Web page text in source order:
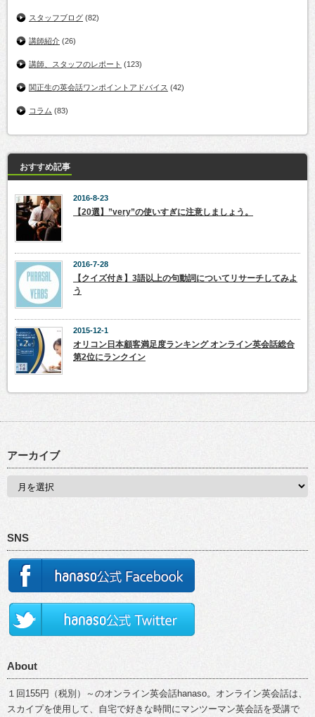
スタッフブログ (82)
講師紹介 (26)
講師、スタッフのレポート (123)
関正生の英会話ワンポイントアドバイス (42)
コラム (83)
おすすめ記事
2016-8-23
【20選】”very”の使いすぎに注意しましょう。
2016-7-28
【クイズ付き】3語以上の句動詞についてリサーチしてみよ
う
2015-12-1
オリコン日本顧客満足度ランキング オンライン英会話総合
第2位にランクイン
アーカイブ
SNS
About
１回155円（税別）～のオンライン英会話hanaso。オンライン英会話は、
スカイプを使用して、自宅で好きな時間にマンツーマン英会話を受講で